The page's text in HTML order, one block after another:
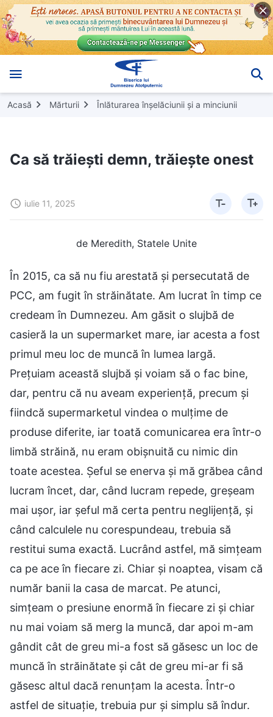
Acasă Mărturii Înlăturarea înșelăciunii și a minciunii
Ca să trăiești demn, trăiește onest
iulie 11, 2025
de Meredith, Statele Unite
În 2015, ca să nu fiu arestată și persecutată de
PCC, am fugit în străinătate. Am lucrat în timp ce
credeam în Dumnezeu. Am găsit o slujbă de
casieră la un supermarket mare, iar acesta a fost
primul meu loc de muncă în lumea largă.
Prețuiam această slujbă și voiam să o fac bine,
dar, pentru că nu aveam experiență, precum și
fiindcă supermarketul vindea o mulțime de
produse diferite, iar toată comunicarea era într-o
limbă străină, nu eram obișnuită cu nimic din
toate acestea. Șeful se enerva și mă grăbea când
lucram încet, dar, când lucram repede, greșeam
mai ușor, iar șeful mă certa pentru neglijență, și
când calculele nu corespundeau, trebuia să
restitui suma exactă. Lucrând astfel, mă simțeam
ca pe ace în fiecare zi. Chiar și noaptea, visam că
număr banii la casa de marcat. Pe atunci,
simțeam o presiune enormă în fiecare zi și chiar
nu mai voiam să merg la muncă, dar apoi m-am
gândit cât de greu mi-a fost să găsesc un loc de
muncă în străinătate și cât de greu mi-ar fi să
găsesc altul dacă renunțam la acesta. Într-o
astfel de situație, trebuia pur și simplu să îndur.